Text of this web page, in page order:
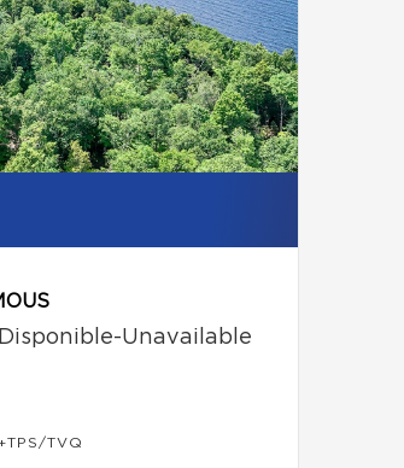
Unavailable
TVQ